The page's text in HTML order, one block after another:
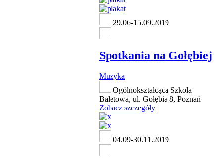
29.06-15.09.2019
Spotkania na Gołębiej
Muzyka
Ogólnokształcąca Szkoła
Baletowa, ul. Gołębia 8, Poznań
Zobacz szczegóły
04.09-30.11.2019